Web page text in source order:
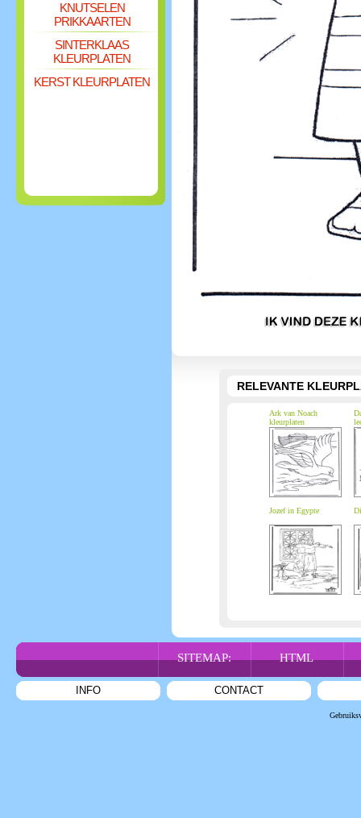
KNUTSELEN
PRIKKAARTEN
SINTERKLAAS
KLEURPLATEN
KERST KLEURPLATEN
RELEVANTE
Ark van Noach
kleurplaten
Jozef in Egypte
SITEMAP: HTML
INFO CONTACT